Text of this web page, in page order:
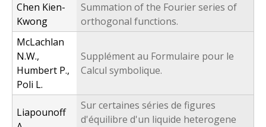
Chen Kien-
Kwong
Summation of the Fourier series of
orthogonal functions.
McLachlan
N.W.,
Humbert P.,
Poli L.
Supplément au Formulaire pour le
Calcul symbolique.
Liapounoff
Sur certaines séries de figures
d'équilibre d'un liquide heterogene